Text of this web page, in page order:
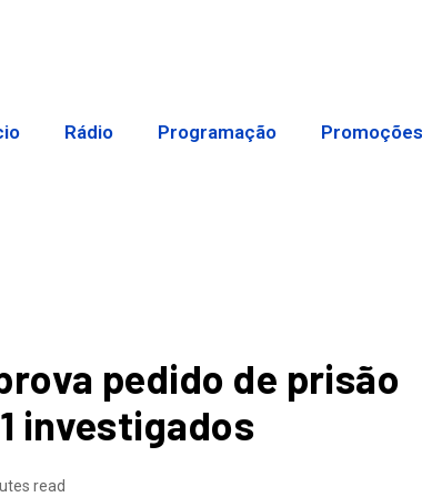
Rádio Programação Promoções
pedido de prisão
investigados
read